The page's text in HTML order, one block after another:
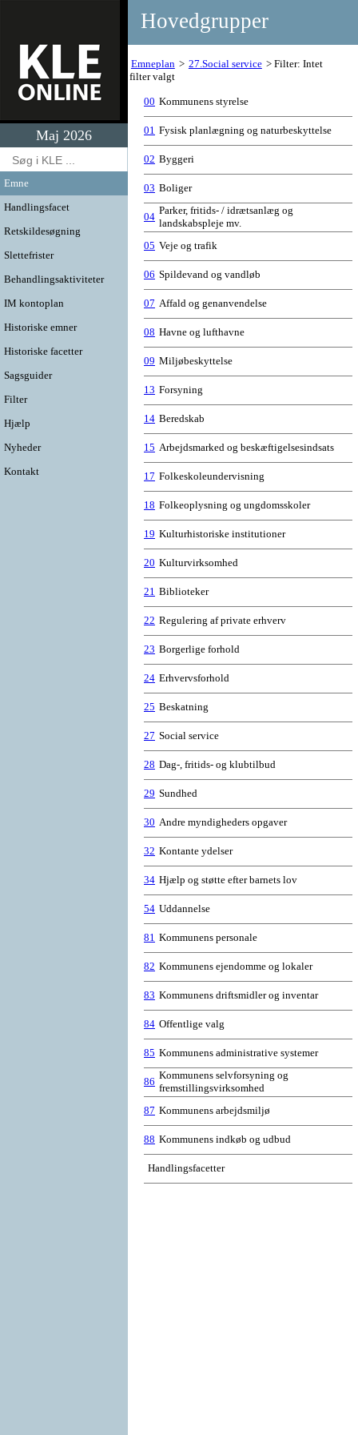
Maj 2026
Emne
Handlingsfacet
Retskildesøgning
Slettefrister
Behandlingsaktiviteter
IM kontoplan
Historiske emner
Historiske facetter
Sagsguider
Filter
Hjælp
Nyheder
Kontakt
Hovedgrupper
Emneplan 27.Social service
Filter: Intet
filter valgt
00 Kommunens styrelse
01 Fysisk planlægning og naturbeskyttelse
02 Byggeri
03 Boliger
04
Parker, fritids- / idrætsanlæg og
landskabspleje mv.
05 Veje og trafik
06 Spildevand og vandløb
07 Affald og genanvendelse
08 Havne og lufthavne
09 Miljøbeskyttelse
13 Forsyning
14 Beredskab
15 Arbejdsmarked og beskæftigelsesindsats
17 Folkeskoleundervisning
18 Folkeoplysning og ungdomsskoler
19 Kulturhistoriske institutioner
20 Kulturvirksomhed
21 Biblioteker
22 Regulering af private erhverv
23 Borgerlige forhold
24 Erhvervsforhold
25 Beskatning
27 Social service
28 Dag-, fritids- og klubtilbud
29 Sundhed
30 Andre myndigheders opgaver
32 Kontante ydelser
34 Hjælp og støtte efter barnets lov
54 Uddannelse
81 Kommunens personale
82 Kommunens ejendomme og lokaler
83 Kommunens driftsmidler og inventar
84 Offentlige valg
85 Kommunens administrative systemer
86
Kommunens selvforsyning og
fremstillingsvirksomhed
87 Kommunens arbejdsmiljø
88 Kommunens indkøb og udbud
Handlingsfacetter